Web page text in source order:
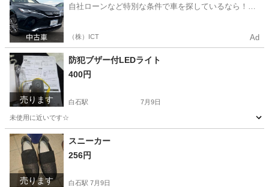
自社ローンなど特別な条件で車を探しているなら！金
（株）ICT Ad
売ります
防犯ブザー付LEDライト
400円
白石駅 7月9日
未使用に近いです☆
宮城 白石市
売ります
スニーカー
256円
白石駅 7月9日